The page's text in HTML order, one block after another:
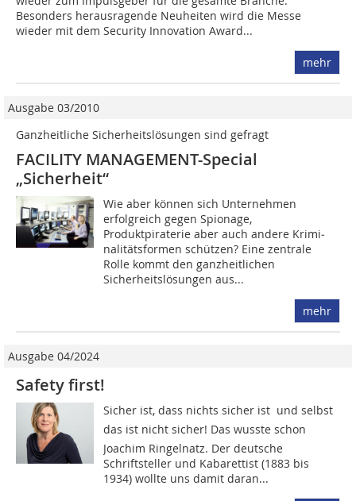
Besonders herausragende Neuheiten wird die Messe
wieder mit dem Security Innovation Award...
mehr
Ausgabe 03/2010
Ganzheitliche Sicherheitslösungen sind gefragt
FACILITY MANAGEMENT-Special
„Sicherheit“
Wie aber können sich Unternehmen
erfolgreich gegen Spionage,
Produktpiraterie aber auch andere Krimi­
nalitätsformen schützen? Eine zentrale
Rolle kommt den ganzheitlichen
Sicherheitslösungen aus...
mehr
Ausgabe 04/2024
Safety first!
Sicher ist, dass nichts sicher ist  und selbst
das ist nicht sicher! Das wusste schon
Joachim Ringelnatz. Der deutsche
Schriftsteller und Kabarettist (1883 bis
1934) wollte uns damit daran...